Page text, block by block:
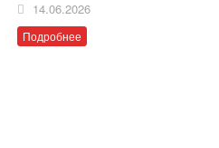
14.06.2026
Подробнее